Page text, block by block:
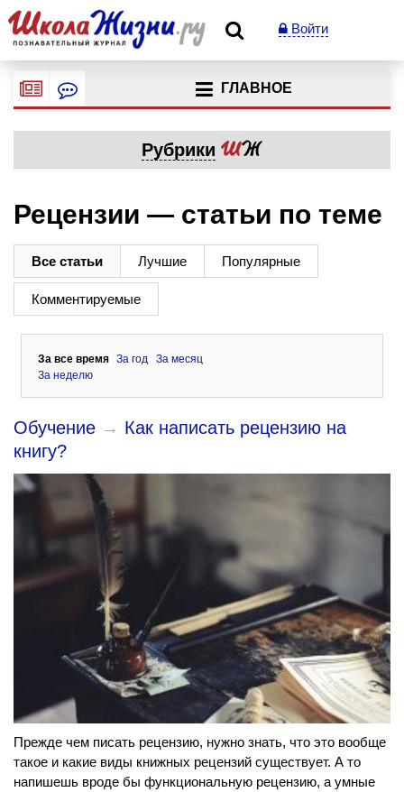
Войти
ГЛАВНОЕ
Рубрики
Рецензии — статьи по теме
Все статьи Лучшие Популярные
Комментируемые
За все время За год
За месяц
За неделю
Обучение → Как написать рецензию на
книгу?
Прежде чем писать рецензию, нужно знать, что это вообще
такое и какие виды книжных рецензий существует. А то
напишешь вроде бы функциональную рецензию, а умные